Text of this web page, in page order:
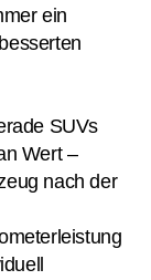
ein
SUVs
Wert –
nach der